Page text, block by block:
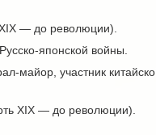
— до революции).
японской войны.
майор, участник
XIX — до революции).